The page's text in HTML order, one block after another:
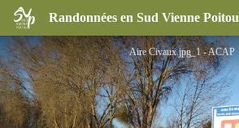
Randonnées en Sud Vienne Poitou
Aire de Services de Camping-Car de Civaux
Aire Civaux.jpg_1 - ACAP